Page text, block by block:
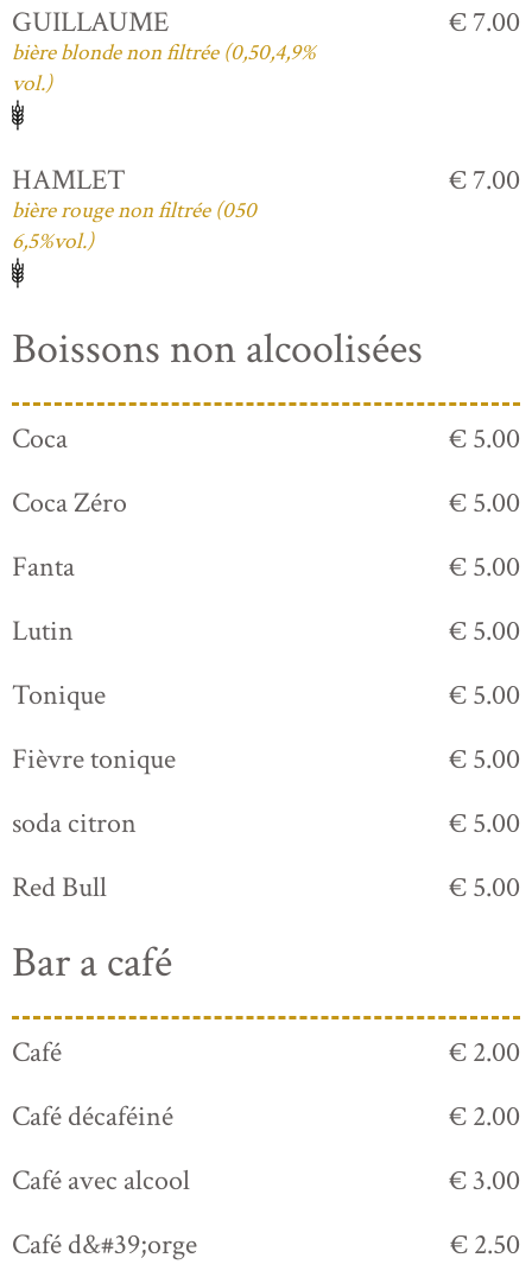
GUILLAUME
bière blonde non filtrée (0,50,4,9%
vol.)
€ 7.00
HAMLET
bière rouge non filtrée (050
6,5%vol.)
€ 7.00
Boissons non alcoolisées
Coca
€ 5.00
Coca Zéro
€ 5.00
Fanta
€ 5.00
Lutin
€ 5.00
Tonique
€ 5.00
Fièvre tonique
€ 5.00
soda citron
€ 5.00
Red Bull
€ 5.00
Bar a café
Café
€ 2.00
Café décaféiné
€ 2.00
Café avec alcool
€ 3.00
Café d&#39;orge
€ 2.50